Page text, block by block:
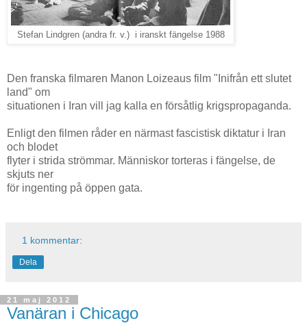
Stefan Lindgren (andra fr. v.) i iranskt fängelse 1988
Den franska filmaren Manon Loizeaus film "Inifrån ett slutet
land" om
situationen i Iran vill jag kalla en försåtlig krigspropaganda.
Enligt den filmen råder en närmast fascistisk diktatur i Iran
och blodet
flyter i strida strömmar. Människor torteras i fängelse, de
skjuts ner
för ingenting på öppen gata.
1 kommentar:
Dela
21 maj 2012
Vanäran i Chicago